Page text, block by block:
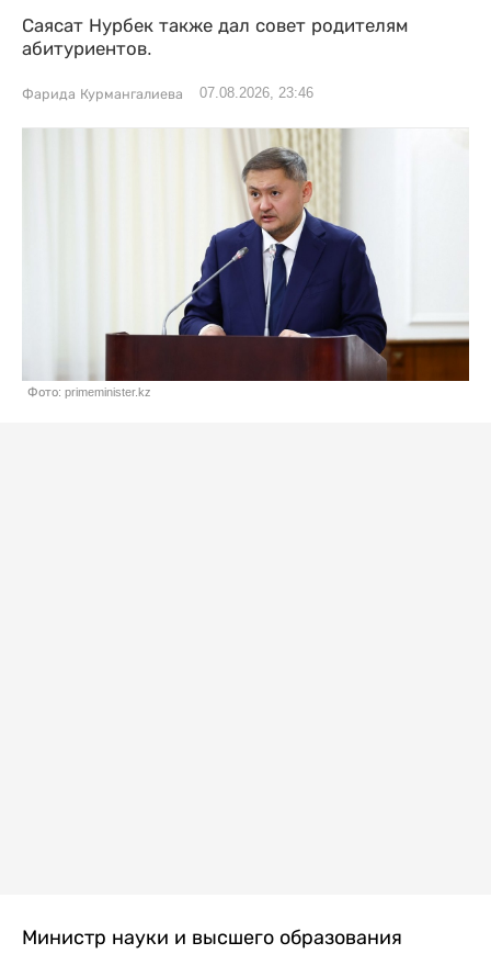
Саясат Нурбек также дал совет родителям
абитуриентов.
Фарида Курмангалиева 07.08.2026, 23:46
Фото: primeminister.kz
Министр науки и высшего образования